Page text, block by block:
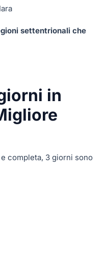
settentrionali che
in
completa, 3 giorni sono